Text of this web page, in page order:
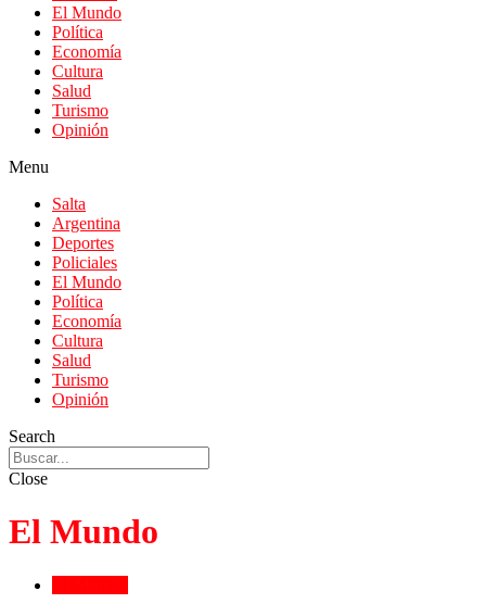
El Mundo
Política
Economía
Cultura
Salud
Turismo
Opinión
Menu
Salta
Argentina
Deportes
Policiales
El Mundo
Política
Economía
Cultura
Salud
Turismo
Opinión
Search
Close
El Mundo